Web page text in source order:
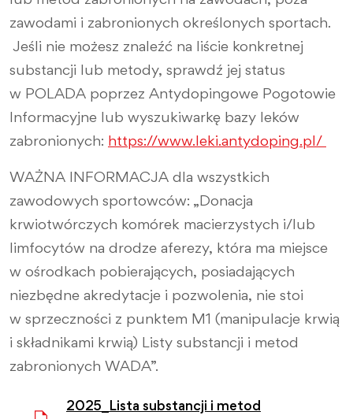
zawodami i zabronionych określonych sportach.
Jeśli nie możesz znaleźć na liście konkretnej
substancji lub metody, sprawdź jej status
w POLADA poprzez Antydopingowe Pogotowie
Informacyjne lub wyszukiwarkę bazy leków
zabronionych: https://www.leki.antydoping.pl/
WAŻNA INFORMACJA dla wszystkich
zawodowych sportowców: „Donacja
krwiotwórczych komórek macierzystych i/lub
limfocytów na drodze aferezy, która ma miejsce
w ośrodkach pobierających, posiadających
niezbędne akredytacje i pozwolenia, nie stoi
w sprzeczności z punktem M1 (manipulacje krwią
i składnikami krwią) Listy substancji i metod
zabronionych WADA”.
2025_Lista substancji i metod